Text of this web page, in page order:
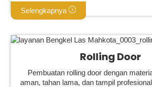
Selengkapnya
Rolling Door
Pembuatan rolling door dengan
aman, tahan lama, dan tampil